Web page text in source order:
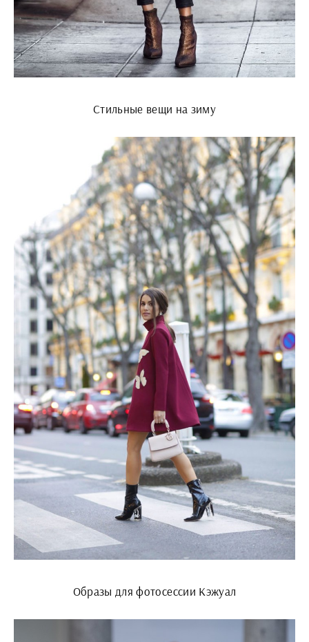
Стильные вещи на зиму
Образы для фотосессии Кэжуал